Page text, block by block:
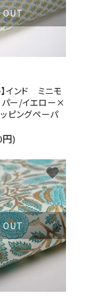
OUT
】インド ミニモ
パー/イエロー×
ピングペーパ
)
OUT
favorite